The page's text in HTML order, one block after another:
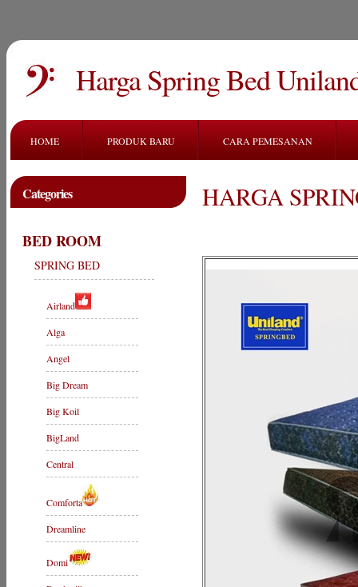
Harga Spring Bed
HOME PRODUK BARU CARA PEMESANAN
Categories
BED ROOM
SPRING BED
Airland
Alga
Angel
Big Dream
Big Koil
BigLand
Central
Comforta
Dreamline
Domi
HARGA